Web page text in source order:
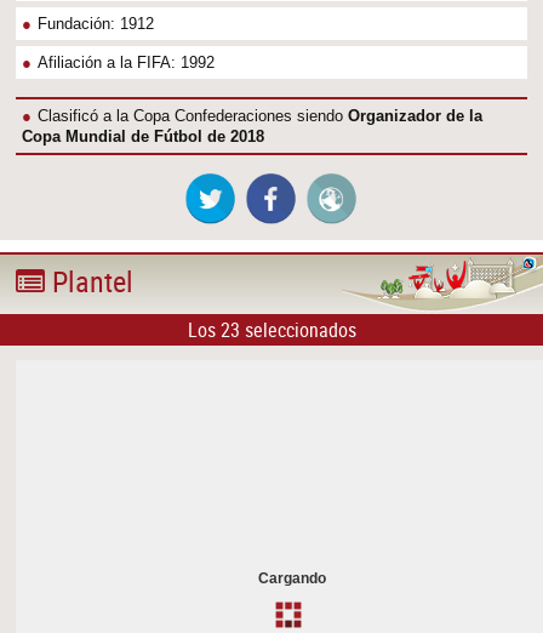
Fundación: 1912
Afiliación a la FIFA: 1992
Clasificó a la Copa Confederaciones siendoOrganizador de la
Copa Mundial de Fútbol de 2018
Plantel
Los 23 seleccionados
Cargando